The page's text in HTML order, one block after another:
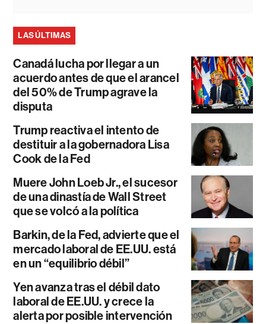
LAS ÚLTIMAS
Canadá lucha por llegar a un
acuerdo antes de que el arancel
del 50% de Trump agrave la
disputa
Trump reactiva el intento de
destituir a la gobernadora Lisa
Cook de la Fed
Muere John Loeb Jr., el sucesor
de una dinastía de Wall Street
que se volcó a la política
Barkin, de la Fed, advierte que el
mercado laboral de EE.UU. está
en un “equilibrio débil”
Yen avanza tras el débil dato
laboral de EE.UU. y crece la
alerta por posible intervención